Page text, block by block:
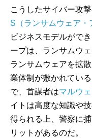
こうしたサイバー攻
S（ランサムウェア・
ビジネスモデルがで
ープは、ランサムウ
ランサムウェアを拡
業体制が敷かれてい
で、首謀者はマルウ
イトは高度な知識や
得られる上、警察に
リットがあるのだ。